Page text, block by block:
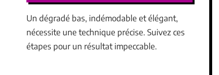
Un dégradé bas, indémodable et élégant,
nécessite une technique précise. Suivez ces
étapes pour un résultat impeccable.